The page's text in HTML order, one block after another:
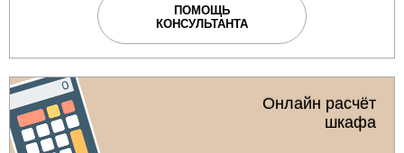
ПОМОЩЬ
КОНСУЛЬТАНТА
Онлайн расчёт
шкафа